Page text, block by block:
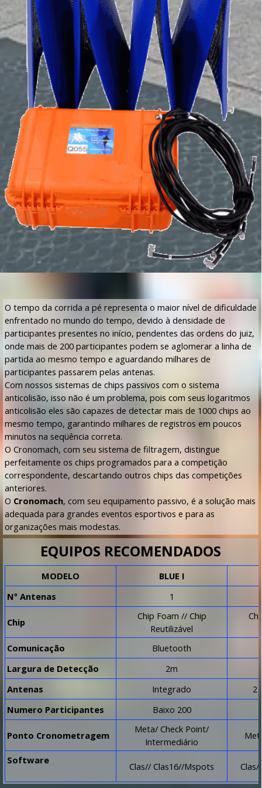
O tempo da corrida a pé representa o maior nível de dificuldade
enfrentado no mundo do tempo, devido à densidade de
participantes presentes no início, pendentes das ordens do juiz,
onde mais de 200 participantes podem se aglomerar a linha de
partida ao mesmo tempo e aguardando milhares de
participantes passarem pelas antenas.
Com nossos sistemas de chips passivos com o sistema
anticolisão, isso não é um problema, pois com seus logaritmos
anticolisão eles são capazes de detectar mais de 1000 chips ao
mesmo tempo, garantindo milhares de registros em poucos
minutos na seqüência correta.
O Cronomach, com seu sistema de filtragem, distingue
perfeitamente os chips programados para a competição
correspondente, descartando outros chips das competições
anteriores.
O Cronomach, com seu equipamento passivo, é a solução mais
adequada para grandes eventos esportivos e para as
organizações mais modestas.
EQUIPOS RECOMENDADOS
MODELO
BLUE I
Nº Antenas
1
Chip
Chip Foam // Chip
Reutilizável
Comunicação
Bluetooth
Largura de Detecção
2m
Antenas
Integrado
2
Numero Participantes
Baixo 200
Ponto Cronometragem
Meta/ Check Point/
Intermediário
Software
Clas// Clas16//Mspots